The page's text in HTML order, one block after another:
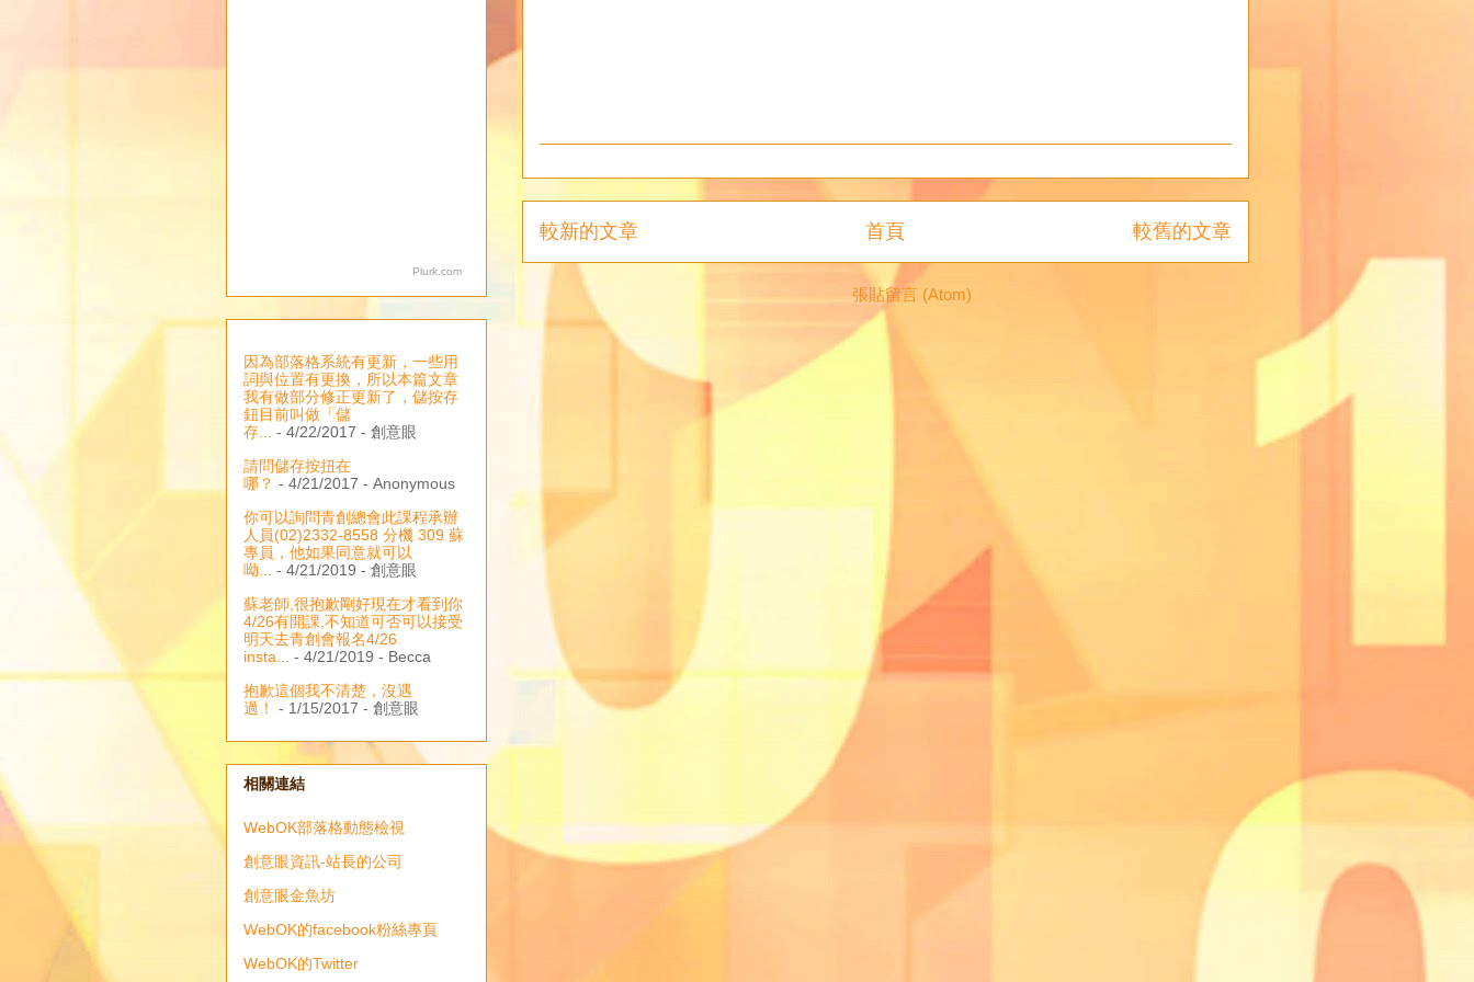
較新的文章 較舊的文章
首頁
張貼留言 (Atom)
Plurk.com
因為部落格系統有更新，一些用
詞與位置有更換，所以本篇文章
我有做部分修正更新了，儲按存
鈕目前叫做「儲
存...
- 4/22/2017 - 創意眼
請問儲存按扭在
哪？ - 4/21/2017 - Anonymous
你可以詢問青創總會此課程承辦
人員(02)2332-8558 分機 309 蘇
專員，他如果同意就可以
呦...
- 4/21/2019 - 創意眼
蘇老師,很抱歉剛好現在才看到你
4/26有開課,不知道可否可以接受
明天去青創會報名4/26
insta...
- 4/21/2019 - Becca
抱歉這個我不清楚，沒遇
過！
- 1/15/2017 - 創意眼
相關連結
WebOK部落格動態檢視
創意眼資訊-站長的公司
創意眼金魚坊
WebOK的facebook粉絲專頁
WebOK的Twitter